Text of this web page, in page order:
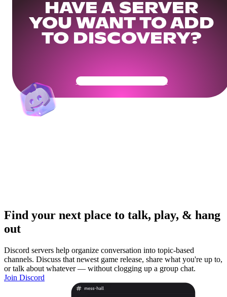
HAVE A SERVER
YOU WANT TO ADD
TO DISCOVERY?
Get Your Community Ready
Find your next place to talk, play, & hang
out
Discord servers help organize conversation into topic-based
channels. Discuss that newest game release, share what you're up to,
or talk about whatever — without clogging up a group chat.
Join Discord